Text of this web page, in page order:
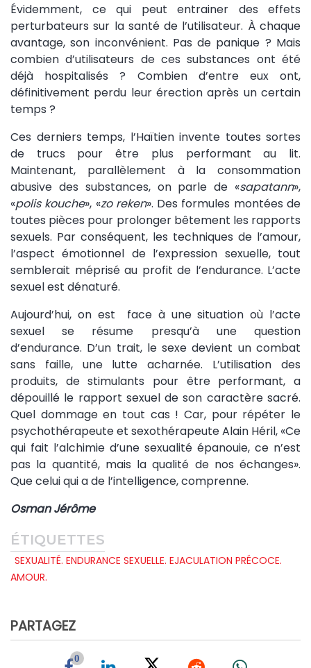
Évidemment, ce qui peut entrainer des effets
perturbateurs sur la santé de l’utilisateur. À chaque
avantage, son inconvénient. Pas de panique ? Mais
combien d’utilisateurs de ces substances ont été
déjà hospitalisés ? Combien d’entre eux ont,
définitivement perdu leur érection après un certain
temps ?
Ces derniers temps, l’Haïtien invente toutes sortes
de trucs pour être plus performant au lit.
Maintenant, parallèlement à la consommation
abusive des substances, on parle de «sapatann»,
«polis kouche», «zo reken». Des formules montées de
toutes pièces pour prolonger bêtement les rapports
sexuels. Par conséquent, les techniques de l’amour,
l’aspect émotionnel de l’expression sexuelle, tout
semblerait méprisé au profit de l’endurance. L’acte
sexuel est dénaturé.
Aujourd’hui, on est face à une situation où l’acte
sexuel se résume presqu’à une question
d’endurance. D’un trait, le sexe devient un combat
sans faille, une lutte acharnée. L’utilisation des
produits, de stimulants pour être performant, a
dépouillé le rapport sexuel de son caractère sacré.
Quel dommage en tout cas ! Car, pour répéter le
psychothérapeute et sexothérapeute Alain Héril, «Ce
qui fait l’alchimie d’une sexualité épanouie, ce n’est
pas la quantité, mais la qualité de nos échanges».
Que celui qui a de l’intelligence, comprenne.
Osman Jérôme
ÉTIQUETTES
SEXUALITÉ. ENDURANCE SEXUELLE. EJACULATION PRÉCOCE.
AMOUR.
PARTAGEZ
0